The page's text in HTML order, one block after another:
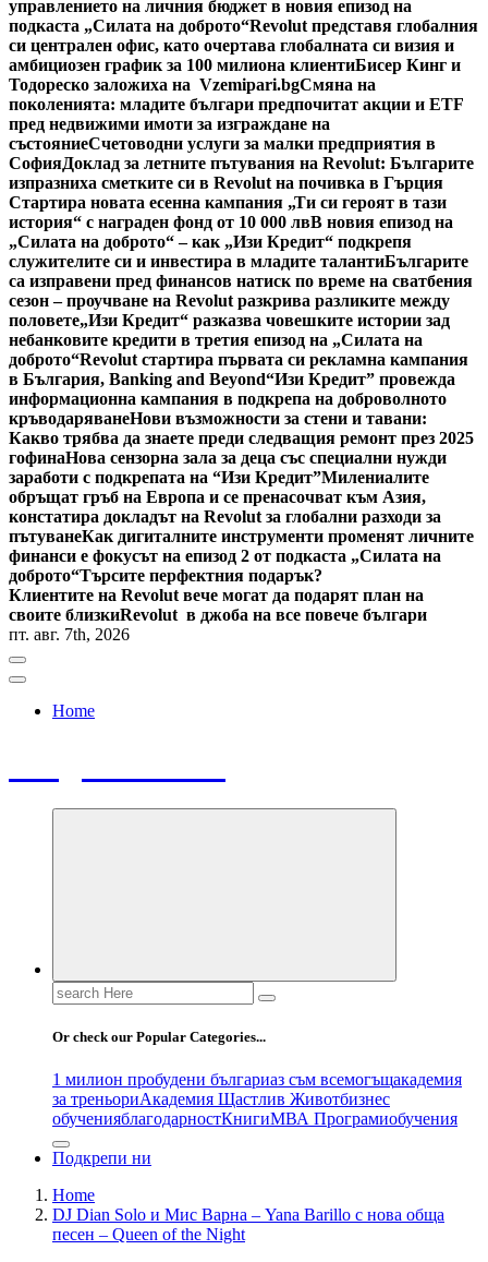
управлението на личния бюджет в новия епизод на
подкаста „Силата на доброто“Revolut представя глобалния
си централен офис, като очертава глобалната си визия и
амбициозен график за 100 милиона клиентиБисер Кинг и
Тодореско заложиха на Vzemipari.bgСмяна на
поколенията: младите българи предпочитат акции и ETF
пред недвижими имоти за изграждане на
състояниеСчетоводни услуги за малки предприятия в
СофияДоклад за летните пътувания на Revolut: Българите
изпразниха сметките си в Revolut на почивка в Гърция
Стартира новата есенна кампания „Ти си героят в тази
история“ с награден фонд от 10 000 лвВ новия епизод на
„Силата на доброто“ – как „Изи Кредит“ подкрепя
служителите си и инвестира в младите талантиБългарите
са изправени пред финансов натиск по време на сватбения
сезон – проучване на Revolut разкрива разликите между
половете„Изи Кредит“ разказва човешките истории зад
небанковите кредити в третия епизод на „Силата на
доброто“Revolut стартира първата си рекламна кампания
в България, Banking and Beyond“Изи Кредит” провежда
информационна кампания в подкрепа на доброволното
кръводаряванеНови възможности за стени и тавани:
Какво трябва да знаете преди следващия ремонт през 2025
гофинаНова сензорна зала за деца със специални нужди
заработи с подкрепата на “Изи Кредит”Милениалите
обръщат гръб на Европа и се пренасочват към Азия,
констатира докладът на Revolut за глобални разходи за
пътуванеКак дигиталните инструменти променят личните
финанси е фокусът на епизод 2 от подкаста „Силата на
доброто“Търсите перфектния подарък?
Клиентите на Revolut вече могат да подарят план на
своите близкиRevolut в джоба на все повече българи
пт. авг. 7th, 2026
Home
Search
for:
Or check our Popular Categories...
1 милион пробудени българиаз съм всемогъщакадемия
за треньориАкадемия Щастлив Животбизнес
обученияблагодарностКнигиМВА Програмиобучения
Подкрепи ни
Home
DJ Dian Solo и Мис Варна – Yana Barillo с нова обща
песен – Queen of the Night